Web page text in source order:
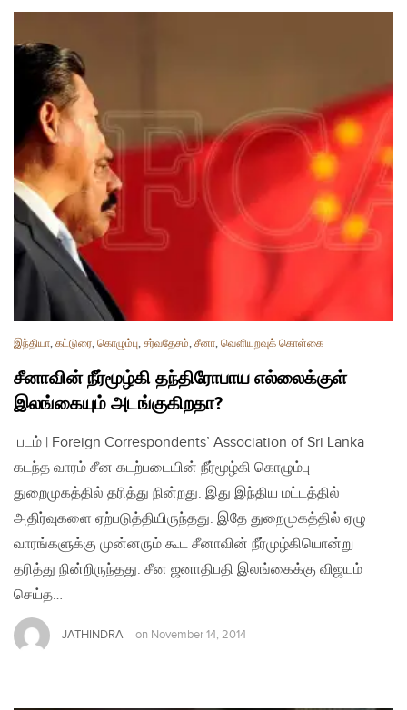
இந்தியா, கட்டுரை, கொழும்பு, சர்வதேசம், சீனா, வௌியுறவுக் கொள்கை
சீனாவின் நீர்மூழ்கி தந்திரோபாய எல்லைக்குள்
இலங்கையும் அடங்குகிறதா?
படம் | Foreign Correspondents’ Association of Sri Lanka
கடந்த வாரம் சீன கடற்படையின் நீர்மூழ்கி கொழும்பு
துறைமுகத்தில் தரித்து நின்றது. இது இந்திய மட்டத்தில்
அதிர்வுகளை ஏற்படுத்தியிருந்தது. இதே துறைமுகத்தில் ஏழு
வாரங்களுக்கு முன்னரும் கூட சீனாவின் நீர்முழ்கியொன்று
தரித்து நின்றிருந்தது. சீன ஜனாதிபதி இலங்கைக்கு விஜயம்
செய்த…
JATHINDRA on November 14, 2014